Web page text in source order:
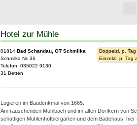
Hotel zur Mühle
01814 Bad Schandau, OT Schmilka
Schmilka Nr. 36
Telefon: 035022 9130
31 Betten
Doppelzi. p. Tag
Einzelzi. p. Tag
Logieren im Baudenkmal von 1665.
Am rauschenden Mühlbach und im alten Dorfkern von
schattigen Mühlenhofbiergarten und dem Badehaus: